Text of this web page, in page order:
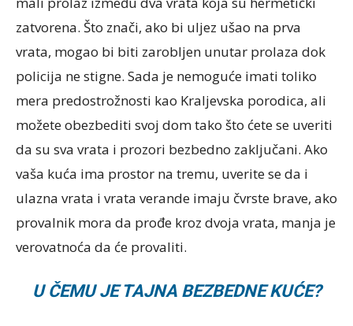
zatvorena. Što znači, ako bi uljez ušao na prva
vrata, mogao bi biti zarobljen unutar prolaza dok
policija ne stigne. Sada je nemoguće imati toliko
mera predostrožnosti kao Kraljevska porodica, ali
možete obezbediti svoj dom tako što ćete se uveriti
da su sva vrata i prozori bezbedno zaključani. Ako
vaša kuća ima prostor na tremu, uverite se da i
ulazna vrata i vrata verande imaju čvrste brave, ako
provalnik mora da prođe kroz dvoja vrata, manja je
verovatnoća da će provaliti.
U ČEMU JE TAJNA BEZBEDNE KUĆE?